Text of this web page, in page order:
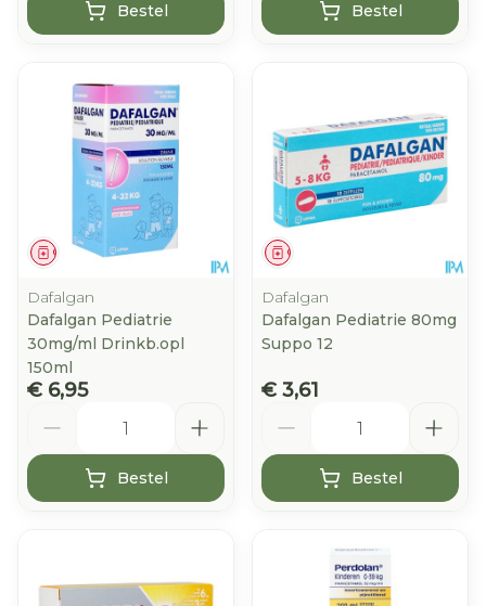
Bestel Bestel
Geneesmiddel
Dafalgan
Dafalgan Pediatrie
30mg/ml Drinkb.opl
150ml
€ 6,95
Bestel
Geneesmiddel
Dafalgan
Dafalgan Pediatrie 80mg
Suppo 12
€ 3,61
Bestel